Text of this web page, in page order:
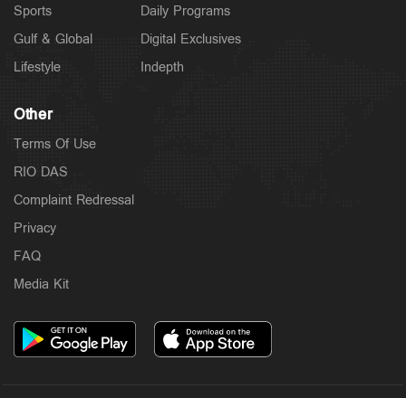
Sports
Gulf & Global
Lifestyle
Daily Programs
Digital Exclusives
Indepth
Other
Terms Of Use
RIO DAS
Complaint Redressal
Privacy
FAQ
Media Kit